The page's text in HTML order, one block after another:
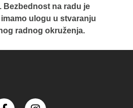
Bezbednost na radu je
ulogu u stvaranju
radnog okruženja.